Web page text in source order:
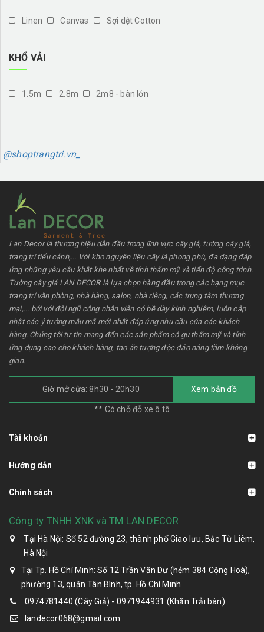
Linen Canvas Sợi dệt Cotton
KHỔ VẢI
1.5m 2.8m 2m8 - bàn lớn
@shoptrangtri.vn_
Lan Decor là thương hiệu dẫn đầu trong lĩnh vực cây giả, tường cây giả,
trang trí tiểu cảnh,... Với kho nguyên liệu cây lá phong phú, đa dạng đáp
ứng những yêu cầu khắt khe nhất về tính thẩm mỹ và tiến độ công trình.
Tường cây giả LAN DECOR là lựa chọn hàng đầu trong các hạng mục
trang trí văn phòng, nhà hàng, salon, nhà riêng, các trung tâm thương
mại,... bởi với đội ngũ công nhân viên có bề dày kinh nghiệm, luôn cập
nhật các ý tưởng mẫu mã mới nhất đáp ứng nhu cầu của các khách
hàng. Chúng tôi tự tin mang đến các sản phẩm có gu thẩm mỹ và tính
ứng dụng cao cho khách hàng, tạo ấn tượng độc đáo nâng tầm không
gian.
Giờ mở cửa: 8h30 - 20h30 Xem bản đồ
** Có chỗ đỗ xe ô tô
Tài khoản
Hướng dẫn
Chính sách
Công ty TNHH XNK và TM LAN DECOR
Tại Hà Nội: Số 52 đường 23, thành phố Giao lưu, Bắc Từ Liêm,
Hà Nội
Tại Tp. Hồ Chí Minh: Số 12 Trần Văn Dư (hẻm 384 Cộng Hoà),
phường 13, quận Tân Bình, tp. Hồ Chí Minh
0974781440 (Cây Giả) - 0971944931 (Khăn Trải bàn)
landecor068@gmail.com